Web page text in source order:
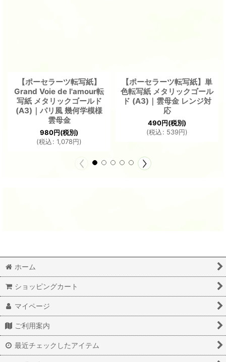
【ポーセラーツ転写紙】
Grand Voie de l'amour転
写紙 メタリックゴールド
(A3)｜パリ風 幾何学模様
雲母金
980円(税別)
(税込: 1,078円)
【ポーセラーツ転写紙】単
色転写紙 メタリックゴール
ド (A3)｜雲母金 レンジ対
応
490円(税別)
(税込: 539円)
ホーム
ショッピングカート
マイページ
ご利用案内
最近チェックしたアイテム